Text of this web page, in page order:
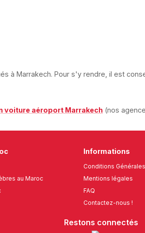
à Marrakech. Pour s'y rendre, il est
voiture aéroport Marrakech (nos
au Maroc
Informations
Conditions
Mentions légales
FAQ
Contactez-nous !
Restons connectés